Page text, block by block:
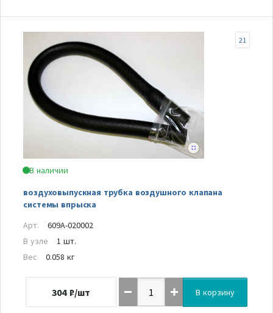
В наличии
воздуховыпускная трубка воздушного клапана
системы впрыска
21
Арт.
609A-020002
В узле
1 шт.
Вес
0.058 кг
304 ₽/шт В корзину